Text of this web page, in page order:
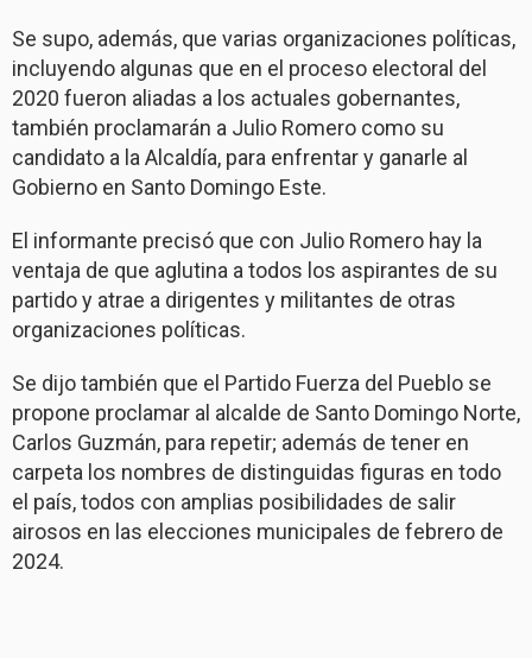
Se supo, además, que varias organizaciones políticas,
incluyendo algunas que en el proceso electoral del
2020 fueron aliadas a los actuales gobernantes,
también proclamarán a Julio Romero como su
candidato a la Alcaldía, para enfrentar y ganarle al
Gobierno en Santo Domingo Este.
El informante precisó que con Julio Romero hay la
ventaja de que aglutina a todos los aspirantes de su
partido y atrae a dirigentes y militantes de otras
organizaciones políticas.
Se dijo también que el Partido Fuerza del Pueblo se
propone proclamar al alcalde de Santo Domingo Norte,
Carlos Guzmán, para repetir; además de tener en
carpeta los nombres de distinguidas figuras en todo
el país, todos con amplias posibilidades de salir
airosos en las elecciones municipales de febrero de
2024.